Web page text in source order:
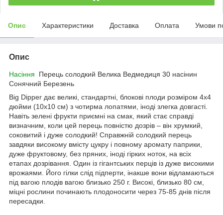
Опис Характеристики Доставка Оплата Умови
Опис
Насіння Перець солодкий Велика Ведмедиця 30 насінин
Сонячний Березень
Big Dipper дає великі, стандартні, блокові плоди розміром 4х4
дюйми (10х10 см) з чотирма лопатями, іноді злегка довгасті.
Навіть зелені фрукти приємні на смак, який стає справді
визначним, коли цей перець повністю дозрів – він хрумкий,
соковитий і дуже солодкий! Справжній солодкий перець
завдяки високому вмісту цукру і повному аромату паприки,
дуже фруктовому, без пряних, іноді гірких ноток, на всіх
етапах дозрівання. Один із гігантських перців із дуже високими
врожаями. Його гілки слід підперти, інакше вони відламаються
під вагою плодів вагою близько 250 г. Високі, близько 80 см,
міцні рослини починають плодоносити через 75-85 днів після
пересадки.